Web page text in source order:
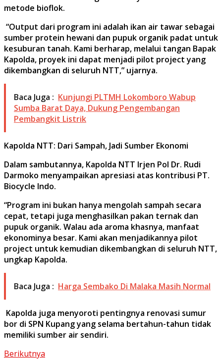
metode bioflok.
“Output dari program ini adalah ikan air tawar sebagai
sumber protein hewani dan pupuk organik padat untuk
kesuburan tanah. Kami berharap, melalui tangan Bapak
Kapolda, proyek ini dapat menjadi pilot project yang
dikembangkan di seluruh NTT,” ujarnya.
Baca Juga : Kunjungi PLTMH Lokomboro Wabup
Sumba Barat Daya, Dukung Pengembangan
Pembangkit Listrik
Kapolda NTT: Dari Sampah, Jadi Sumber Ekonomi
Dalam sambutannya, Kapolda NTT Irjen Pol Dr. Rudi
Darmoko menyampaikan apresiasi atas kontribusi PT.
Biocycle Indo.
“Program ini bukan hanya mengolah sampah secara
cepat, tetapi juga menghasilkan pakan ternak dan
pupuk organik. Walau ada aroma khasnya, manfaat
ekonominya besar. Kami akan menjadikannya pilot
project untuk kemudian dikembangkan di seluruh NTT,
ungkap Kapolda.
Baca Juga : Harga Sembako Di Malaka Masih Normal
Kapolda juga menyoroti pentingnya renovasi sumur
bor di SPN Kupang yang selama bertahun-tahun tidak
memiliki sumber air sendiri.
Berikutnya